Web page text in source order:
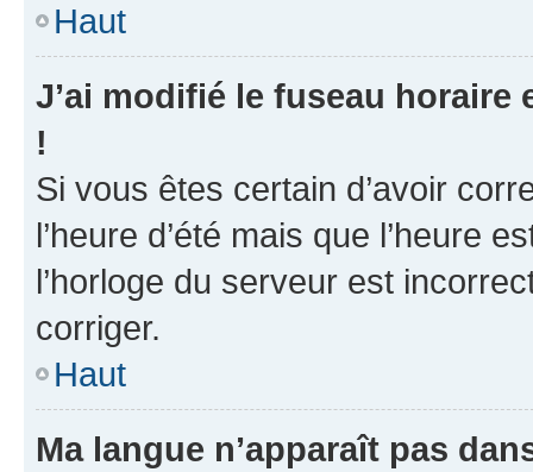
Haut
J’ai modifié le fuseau horaire
!
Si vous êtes certain d’avoir
l’heure d’été mais que l’heure
l’horloge du serveur est
corriger.
Haut
Ma langue n’apparaît pas